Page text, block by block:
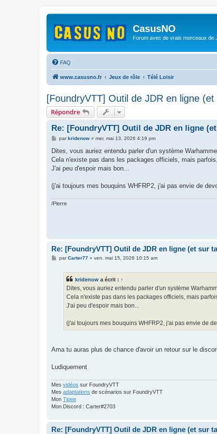
CasusNO
Forum avec de vrais morceaux de
FAQ
www.casusno.fr Jeux de rôle Télé Loisir
[FoundryVTT] Outil de JDR en ligne
Répondre
Re: [FoundryVTT] Outil de JDR en ligne
M
s
a
g
parkridenow» mer. mai 13, 2026 4:19 pm
Dites, vous auriez entendu parler d'un système
Cela n'existe pas dans les packages officiels, mais
J'ai peu d'espoir mais bon...
(j'ai toujours mes bouquins WHFRP2, j'ai pas envie de
/Pierre
Re: [FoundryVTT] Outil de JDR en ligne (et sur
MparCarter77» ven. mai 15, 2026 10:15 am
kridenow a écrit : ↑
Dites, vous auriez entendu parler d'un système
Cela n'existe pas dans les packages officiels, mais
J'ai peu d'espoir mais bon...
(j'ai toujours mes bouquins WHFRP2, j'ai pas envie de
Ama tu auras plus de chance d'avoir un retour sur le
Ludiquement
Mes vidéos sur FoundryVTT
Mes adaptations de scénarios sur FoundryVTT
Mon Tipee
Mon Discord : Carter#2703
Re: [FoundryVTT] Outil de JDR en ligne (et sur